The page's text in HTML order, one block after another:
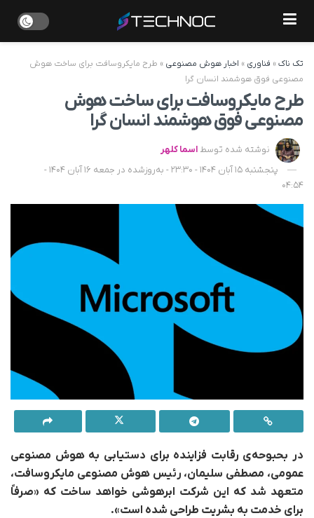
تک ناک» فناوری » اخبار هوش مصنوعی » طرح مایکروسافت برای ساخت هوش
مصنوعی فوق هوشمند انسان گرا
طرح مایکروسافت برای ساخت هوش
مصنوعی فوق هوشمند انسان گرا
نوشته شده توسط اسما کلهر
پنجشنبه 15 آبان 1404 - 23:30 - به‌روزشده در جمعه 16 آبان 1404 -
04:54
در بحبوحه‌ی رقابت فزاینده برای دستیابی به هوش مصنوعی
عمومی، مصطفی سلیمان، رئیس هوش مصنوعی مایکروسافت،
متعهد شد که این شرکت ابرهوشی خواهد ساخت که «صرفاً
برای خدمت به بشریت طراحی شده است».